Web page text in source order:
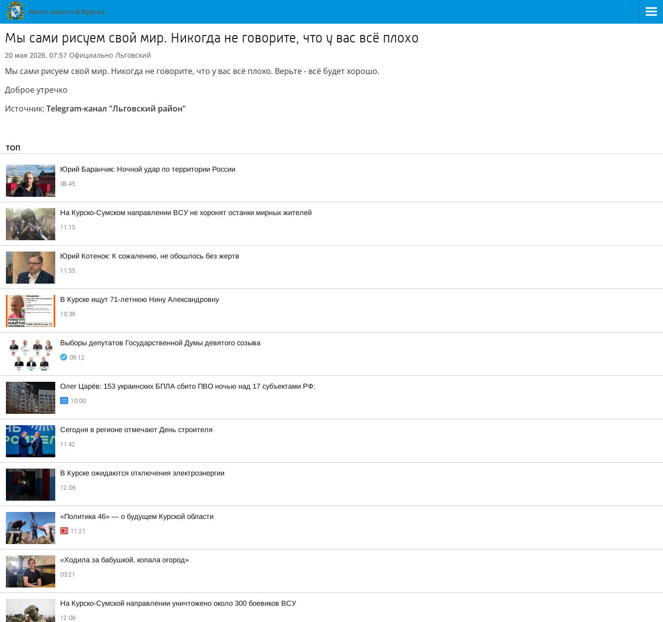
Мы сами рисуем свой мир. Никогда не говорите, что у вас всё плохо
20 мая 2026, 07:57 Официально Льговский
Мы сами рисуем свой мир. Никогда не говорите, что у вас всё плохо. Верьте - всё будет хорошо.
Доброе утречко
Источник: Telegram-канал "Льговский район"
ТОП
Юрий Баранчик: Ночной удар по территории России
08:45
На Курско-Сумском направлении ВСУ не хоронят останки мирных жителей
11:15
Юрий Котенок: К сожалению, не обошлось без жертв
11:55
В Курске ищут 71-летнюю Нину Александровну
10:39
Выборы депутатов Государственной Думы девятого созыва
09:12
Олег Царёв: 153 украинских БПЛА сбито ПВО ночью над 17 субъектами РФ:
10:00
Сегодня в регионе отмечают День строителя
11:42
В Курске ожидаются отключения электроэнергии
12:06
«Политика 46» — о будущем Курской области
11:21
«Ходила за бабушкой, копала огород»
03:21
На Курско-Сумской направлении уничтожено около 300 боевиков ВСУ
12:06